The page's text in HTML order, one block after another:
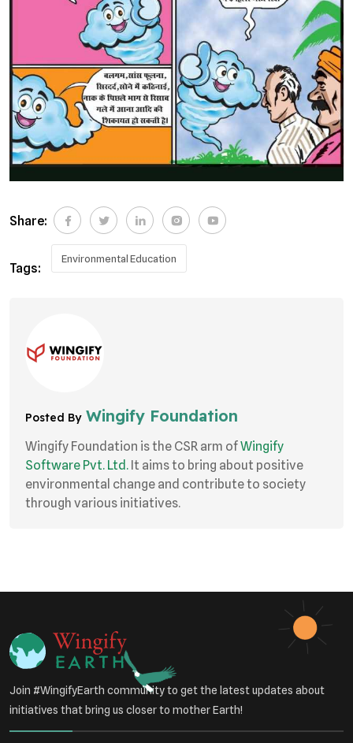
Share:
Tags:
Environmental Education
Posted ByWingify Foundation
Wingify Foundation is the CSR arm ofWingify
Software Pvt. Ltd. It aims to bring about positive
environmental change and contribute to society
through various initiatives.
Join #WingifyEarth community to get the latest updates about
initiatives that bring us closer to mother Earth!